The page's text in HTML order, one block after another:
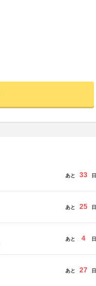
あと 33 日
あと 25 日
あと 4 日
あと 27 日